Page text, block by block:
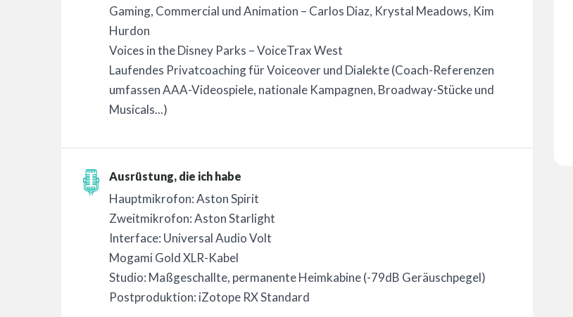
Gaming, Commercial und Animation – Carlos Diaz, Krystal Meadows, Kim
Hurdon
Voices in the Disney Parks – VoiceTrax West
Laufendes Privatcoaching für Voiceover und Dialekte (Coach-Referenzen
umfassen AAA-Videospiele, nationale Kampagnen, Broadway-Stücke und
Musicals...)
Ausrüstung, die ich habe
Hauptmikrofon: Aston Spirit
Zweitmikrofon: Aston Starlight
Interface: Universal Audio Volt
Mogami Gold XLR-Kabel
Studio: Maßgeschallte, permanente Heimkabine (-79dB Geräuschpegel)
Postproduktion: iZotope RX Standard